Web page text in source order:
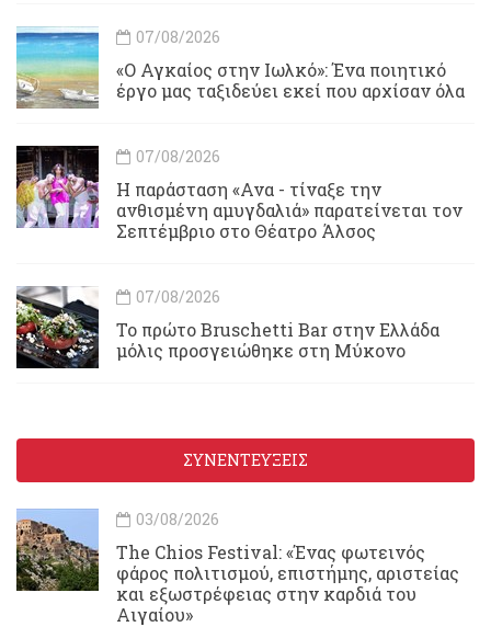
07/08/2026
«Ο Αγκαίος στην Ιωλκό»: Ένα ποιητικό
έργο μας ταξιδεύει εκεί που αρχίσαν όλα
07/08/2026
Η παράσταση «Ανα - τίναξε την
ανθισμένη αμυγδαλιά» παρατείνεται τον
Σεπτέμβριο στο Θέατρο Άλσος
07/08/2026
Το πρώτο Bruschetti Bar στην Ελλάδα
μόλις προσγειώθηκε στη Μύκονο
ΣΥΝΕΝΤΕΥΞΕΙΣ
03/08/2026
Τhe Chios Festival: «Ένας φωτεινός
φάρος πολιτισμού, επιστήμης, αριστείας
και εξωστρέφειας στην καρδιά του
Αιγαίου»